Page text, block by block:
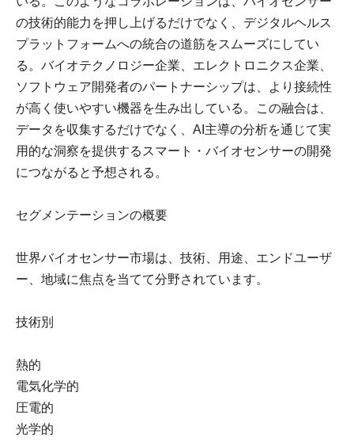
の技術的能力を押し上げるだけでなく、デジタルヘルス
プラットフォームへの統合の道筋をスムーズにしてい
る。バイオテクノロジー企業、エレクトロニクス企業、
ソフトウェア開発者のパートナーシップは、より接続性
が高く使いやすい機器を生み出している。この融合は、
データを収集するだけでなく、AI主導の分析を通じて実
用的な洞察を提供するスマート・バイオセンサーの開発
につながると予想される。
セグメンテーションの概要
世界バイオセンサー市場は、技術、用途、エンドユーザ
ー、地域に焦点を当てて分野されています。
技術別
熱的
電気化学的
圧電的
光学的